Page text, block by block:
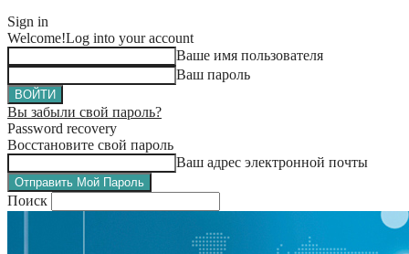
Sign in
Welcome!Log into your account
Ваше имя пользователя
Ваш пароль
Вы забыли свой пароль?
Password recovery
Восстановите свой пароль
Ваш адрес электронной почты
Поиск